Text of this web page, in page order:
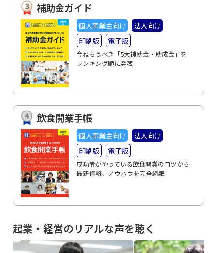
補助金ガイド
個人事業主向け
法人向け
印刷版
電子版
今ねらうべき「5大補助金・助成金」を
ランキング順に発表
飲食開業手帳
個人事業主向け
法人向け
印刷版
電子版
成功者がやっている飲食開業のコツから
最新情報、ノウハウを完全網羅
起業・経営のリアルな声を聴く